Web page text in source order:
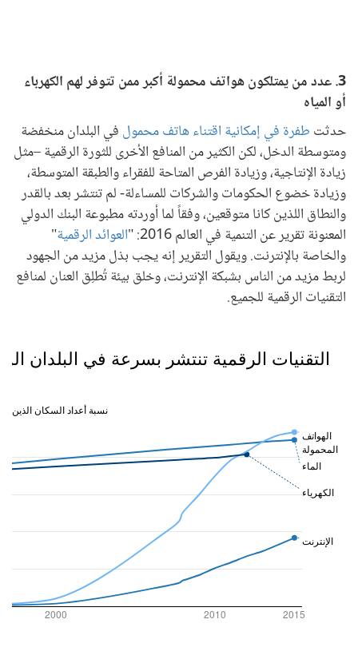
3. عدد من يمتلكون هواتف محمولة أكبر ممن تتوفر لهم الكهرباء
أو المياه
حدثت طفرة في إمكانية اقتناء هاتف محمول في البلدان منخفضة
ومتوسطة الدخل، لكن الكثير من المنافع الأخرى للثورة الرقمية –مثل
زيادة الإنتاجية، وزيادة الفرص المتاحة للفقراء والطبقة المتوسطة،
وزيادة خضوع الحكومات والشركات للمساءلة- لم تنتشر بعد بالقدر
والنطاق اللذين كانا متوقعين، وفقاً لما أوردته مطبوعة البنك الدولي
المعنونة تقرير عن التنمية في العالم 2016: "
العوائد الرقمية"
والخاصة بالإنترنت. ويقول التقرير إنه يجب بذل مزيد من الجهود
لربط مزيد من الناس بشبكة الإنترنت، وخلق بيئة تُطلِق العنان لمنافع
التقنيات الرقمية للجميع.